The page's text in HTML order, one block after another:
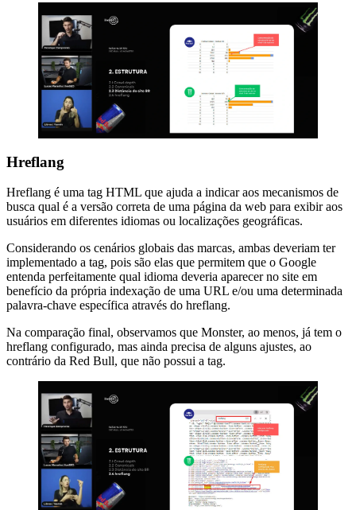
Hreflang
Hreflang é uma tag HTML que ajuda a indicar aos mecanismos de
busca qual é a versão correta de uma página da web para exibir aos
usuários em diferentes idiomas ou localizações geográficas.
Considerando os cenários globais das marcas, ambas deveriam ter
implementado a tag, pois são elas que permitem que o Google
entenda perfeitamente qual idioma deveria aparecer no site em
benefício da própria indexação de uma URL e/ou uma determinada
palavra-chave específica através do hreflang.
Na comparação final, observamos que Monster, ao menos, já tem o
hreflang configurado, mas ainda precisa de alguns ajustes, ao
contrário da Red Bull, que não possui a tag.